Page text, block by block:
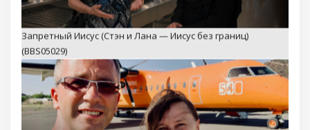
Запретный Иисус (Стэн и Лана — Иисус без границ)
(BBS05029)